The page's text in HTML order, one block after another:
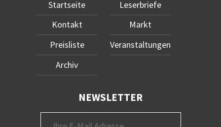
Startseite
Kontakt
Preisliste
Archiv
Leserbriefe
Markt
Veranstaltungen
NEWSLETTER